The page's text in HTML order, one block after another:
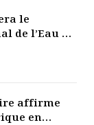
le
de l’Eau de
affirme
en